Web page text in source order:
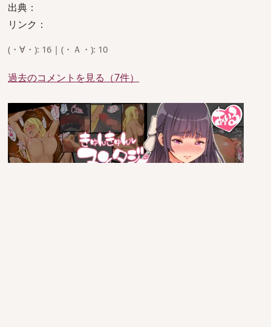
出典：
リンク：
(・∀・): 16 | (・Ａ・): 10
過去のコメントを見る（7件）